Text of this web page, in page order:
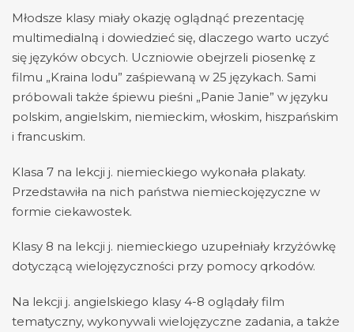
Młodsze klasy miały okazję oglądnąć prezentację
multimedialną i dowiedzieć się, dlaczego warto uczyć
się języków obcych. Uczniowie obejrzeli piosenkę z
filmu „Kraina lodu” zaśpiewaną w 25 językach. Sami
próbowali także śpiewu pieśni „Panie Janie” w języku
polskim, angielskim, niemieckim, włoskim, hiszpańskim
i francuskim.
Klasa 7 na lekcji j. niemieckiego wykonała plakaty.
Przedstawiła na nich państwa niemieckojęzyczne w
formie ciekawostek.
Klasy 8 na lekcji j. niemieckiego uzupełniały krzyżówkę
dotyczącą wielojęzyczności przy pomocy qrkodów.
Na lekcji j. angielskiego klasy 4-8 oglądały film
tematyczny, wykonywali wielojęzyczne zadania, a także